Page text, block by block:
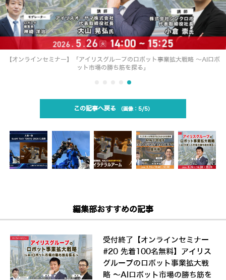
【オンラインセミナー】「アイリスグループのロボット事業拡大戦略 ～AIロボ
ット市場の勝ち筋を探る」
この記事へ戻る 5/5
編集部おすすめの記事
受付終了【オンラインセミナー
#20 先着100名無料】アイリス
グループのロボット事業拡大戦
略 ～AIロボット市場の勝ち筋を